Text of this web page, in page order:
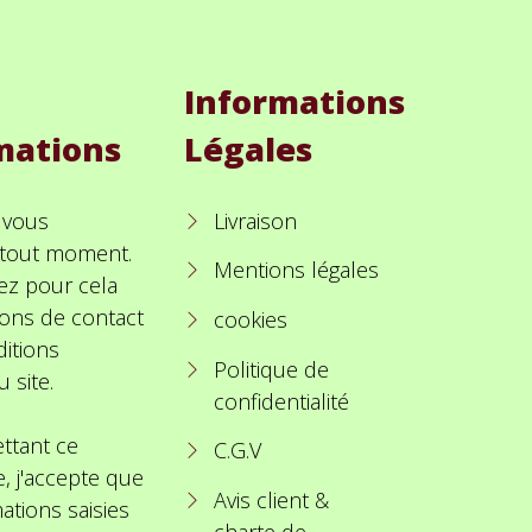
moment.
pour cela
de contact
site.
ce
j'accepte que
saisies
Informations
Légales
Livraison
Mentions légales
cookies
Politique de
confidentialité
C.G.V
Avis client &